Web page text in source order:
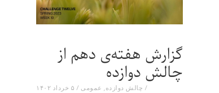
گزارش هفته‌ی دهم از
چالش دوازده
۵ خرداد ۱۴۰۲ چالش دوازده, عمومی